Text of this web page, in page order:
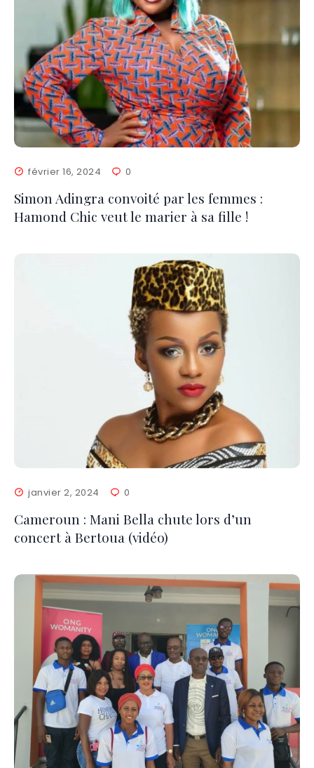
février 16, 2024 0
Simon Adingra convoité par les femmes :
Hamond Chic veut le marier à sa fille !
janvier 2, 2024 0
Cameroun : Mani Bella chute lors d’un
concert à Bertoua (vidéo)